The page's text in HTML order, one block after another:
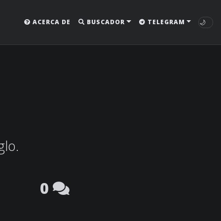
ACERCA DE BUSCADOR TELEGRAM 🌙
0